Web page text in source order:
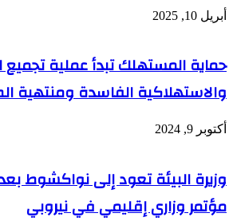
أبريل 10, 2025
حماية المستهلك تبدأ عملية تجميع
والاستهلاكية الفاسدة ومنتهية
أكتوبر 9, 2024
وزيرة البيئة تعود إلى نواكشوط
مؤتمر وزاري إقليمي في نيروبي